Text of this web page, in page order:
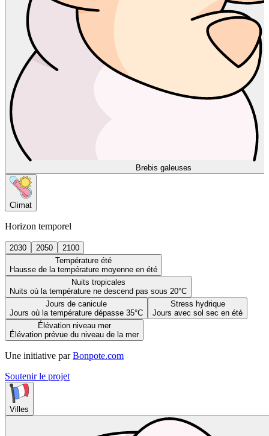
Brebis galeuses
Climat
Horizon temporel
2030 2050
2100
Température été
Hausse de la température moyenne en été
Nuits tropicales
Nuits où la température ne descend pas sous 20°C
Jours de canicule
Jours où la température dépasse 35°C
Stress hydrique
Jours avec sol sec en été
Élévation niveau mer
Élévation prévue du niveau de la mer
Une initiative par Bonpote.com
Soutenir le projet
Villes